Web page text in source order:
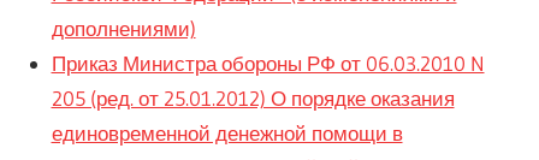
дополнениями)
Приказ Министра обороны РФ от 06.03.2010 N
205 (ред. от 25.01.2012) О порядке оказания
единовременной денежной помощи в